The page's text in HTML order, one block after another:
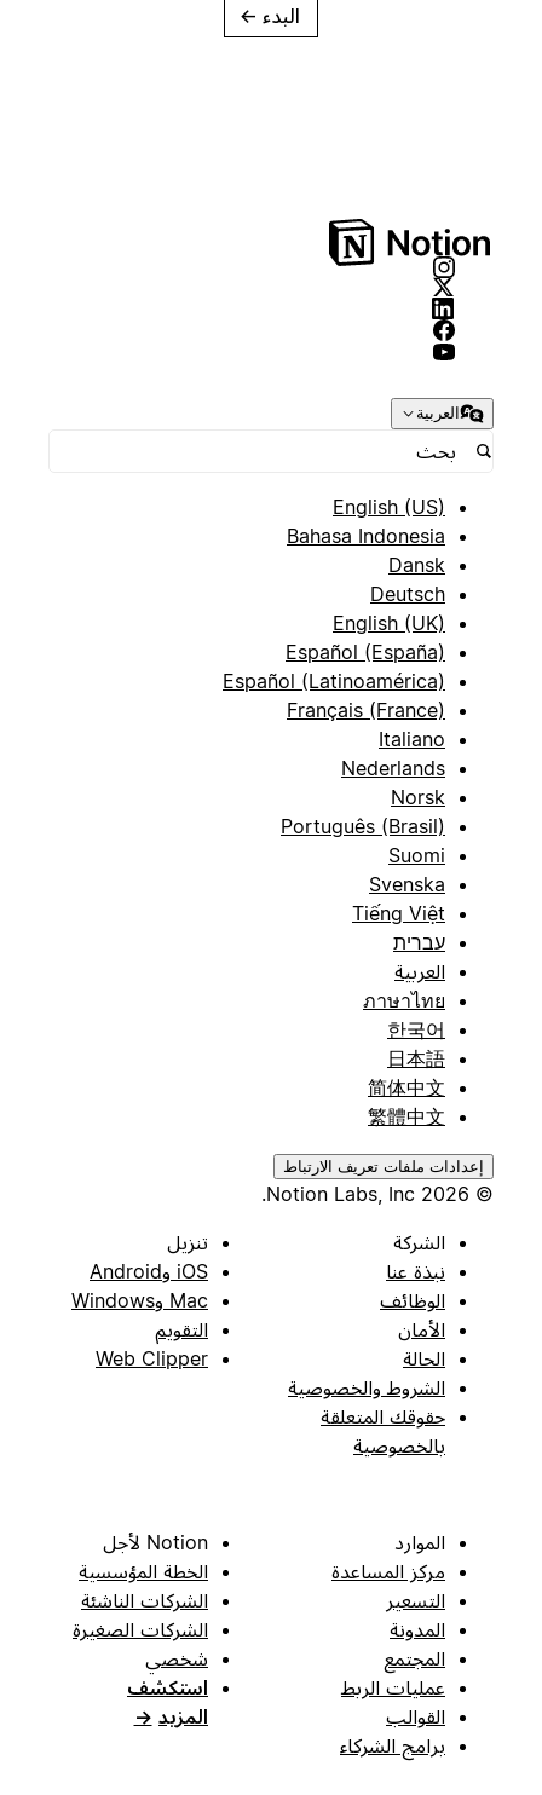
→
العربية
English (US)
Bahasa Indonesia
Dansk
Deutsch
English (UK)
Español (España)
Español (Latinoamérica)
Français (France)
Italiano
Nederlands
Norsk
Português (Brasil)
Suomi
Svenska
Tiếng Việt
עברית
العربية
ภาษาไทย
한국어
日本語
简体中文
繁體中文
إعدادات ملفات تعريف الارتباط
الشركة
نبذة عنا
الوظائف
الأمان
الحالة
الشروط والخصوصية
حقوقك المتعلقة
بالخصوصية
تنزيل
iOS وAndroid
Mac وWindows
التقويم
Web Clipper
الموارد
مركز المساعدة
التسعير
المدونة
المجتمع
عمليات الربط
القوالب
برامج الشركاء
Notion لأجل
الخطة المؤسسية
الشركات الناشئة
الشركات الصغيرة
شخصي
استكشف
المزيد →